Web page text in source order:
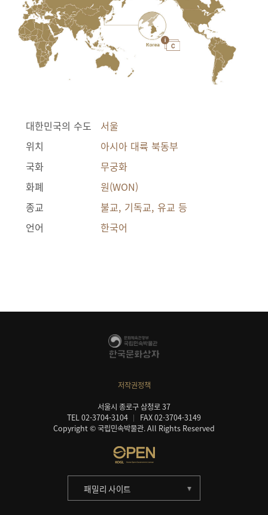
대한민국의 수도
서울
위치
아시아 대륙 북동부
국화
무궁화
화폐
원(WON)
종교
불교, 기독교, 유교 등
언어
한국어
저작권정책
서울시 종로구 삼청로 37
TEL 02-3704-3104
FAX 02-3704-3149
Copyright © 국립민속박물관. All Rights Reserved
패밀리 사이트